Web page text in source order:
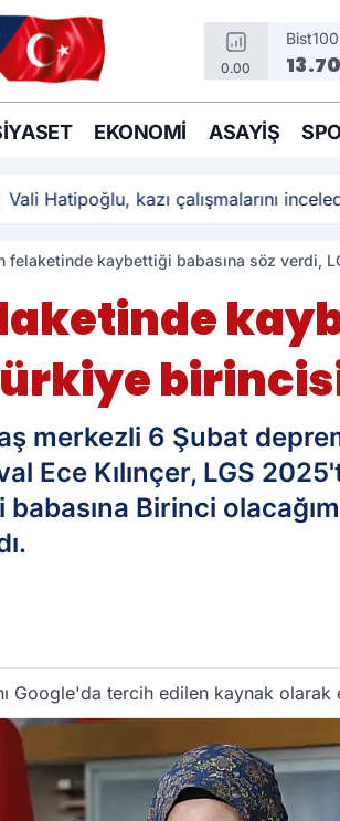
0.00
Bist100
EKONOMI ASAYIŞ
Vali Hatipoğlu, kazı çalışmalarını
felaketinde kaybettiği babasına söz verdi,
merkezli 6 Şubat
Ece Kılınçer, LGS
Birinci
Google'da tercih edilen kaynak olarak